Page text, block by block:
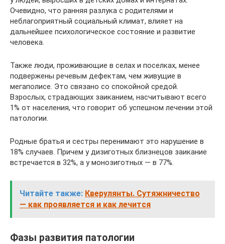
Очевидно, что ранняя разлука с родителями и
неблагоприятный социальный климат, влияет на
дальнейшее психологическое состояние и развитие
человека.
Также люди, проживающие в селах и поселках, менее
подвержены речевым дефектам, чем живущие в
мегаполисе. Это связано со спокойной средой.
Взрослых, страдающих заиканием, насчитывают всего
1% от населения, что говорит об успешном лечении этой
патологии.
Родные братья и сестры перенимают это нарушение в
18% случаев. Причем у дизиготных близнецов заикание
встречается в 32%, а у монозиготных — в 77%.
Читайте также: Кверулянты. Сутяжничество
— как проявляется и как лечится
Фазы развития патологии